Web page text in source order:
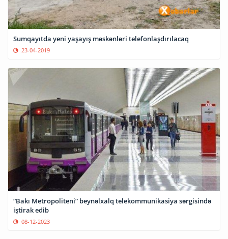
Sumqayıtda yeni yaşayış məskənləri telefonlaşdırılacaq
23-04-2019
“Bakı Metropoliteni” beynəlxalq telekommunikasiya sərgisində
iştirak edib
08-12-2023